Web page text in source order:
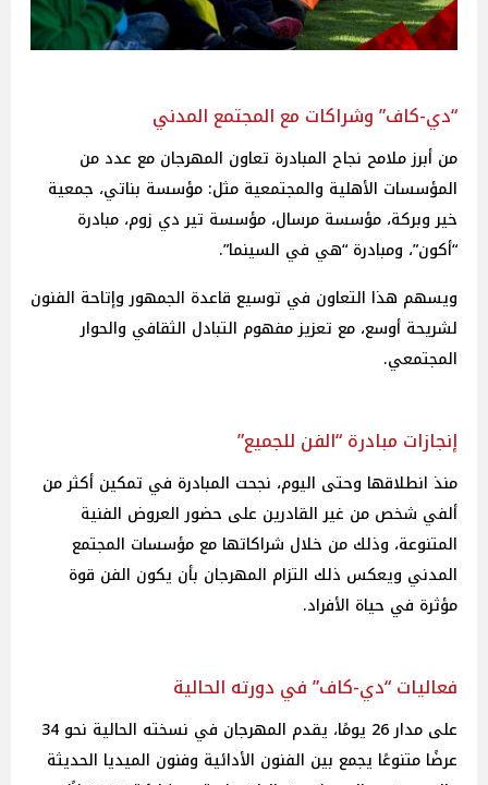
“دي-كاف” وشراكات مع المجتمع المدني
من أبرز ملامح نجاح المبادرة تعاون المهرجان مع عدد من
المؤسسات الأهلية والمجتمعية مثل: مؤسسة بناتي، جمعية
خير وبركة، مؤسسة مرسال، مؤسسة تير دي زوم، مبادرة
“أكون”، ومبادرة “هي في السينما”.
ويسهم هذا التعاون في توسيع قاعدة الجمهور وإتاحة الفنون
لشريحة أوسع، مع تعزيز مفهوم التبادل الثقافي والحوار
المجتمعي.
إنجازات مبادرة “الفن للجميع”
منذ انطلاقها وحتى اليوم، نجحت المبادرة في تمكين أكثر من
ألفي شخص من غير القادرين على حضور العروض الفنية
المتنوعة، وذلك من خلال شراكاتها مع مؤسسات المجتمع
المدني ويعكس ذلك التزام المهرجان بأن يكون الفن قوة
مؤثرة في حياة الأفراد.
فعاليات “دي-كاف” في دورته الحالية
على مدار 26 يومًا، يقدم المهرجان في نسخته الحالية نحو 34
عرضًا متنوعًا يجمع بين الفنون الأدائية وفنون الميديا الحديثة